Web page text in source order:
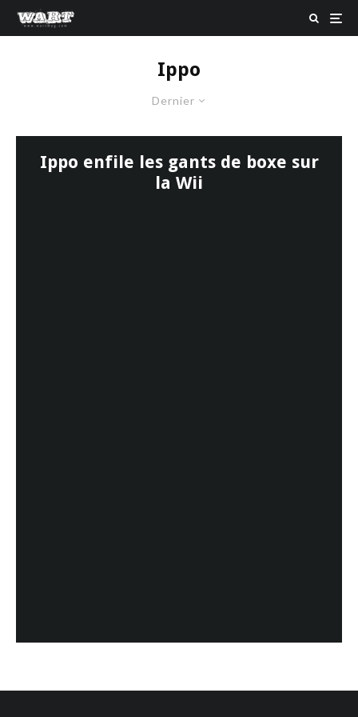
Ippo
Dernier
Ippo enfile les gants de boxe sur
la Wii